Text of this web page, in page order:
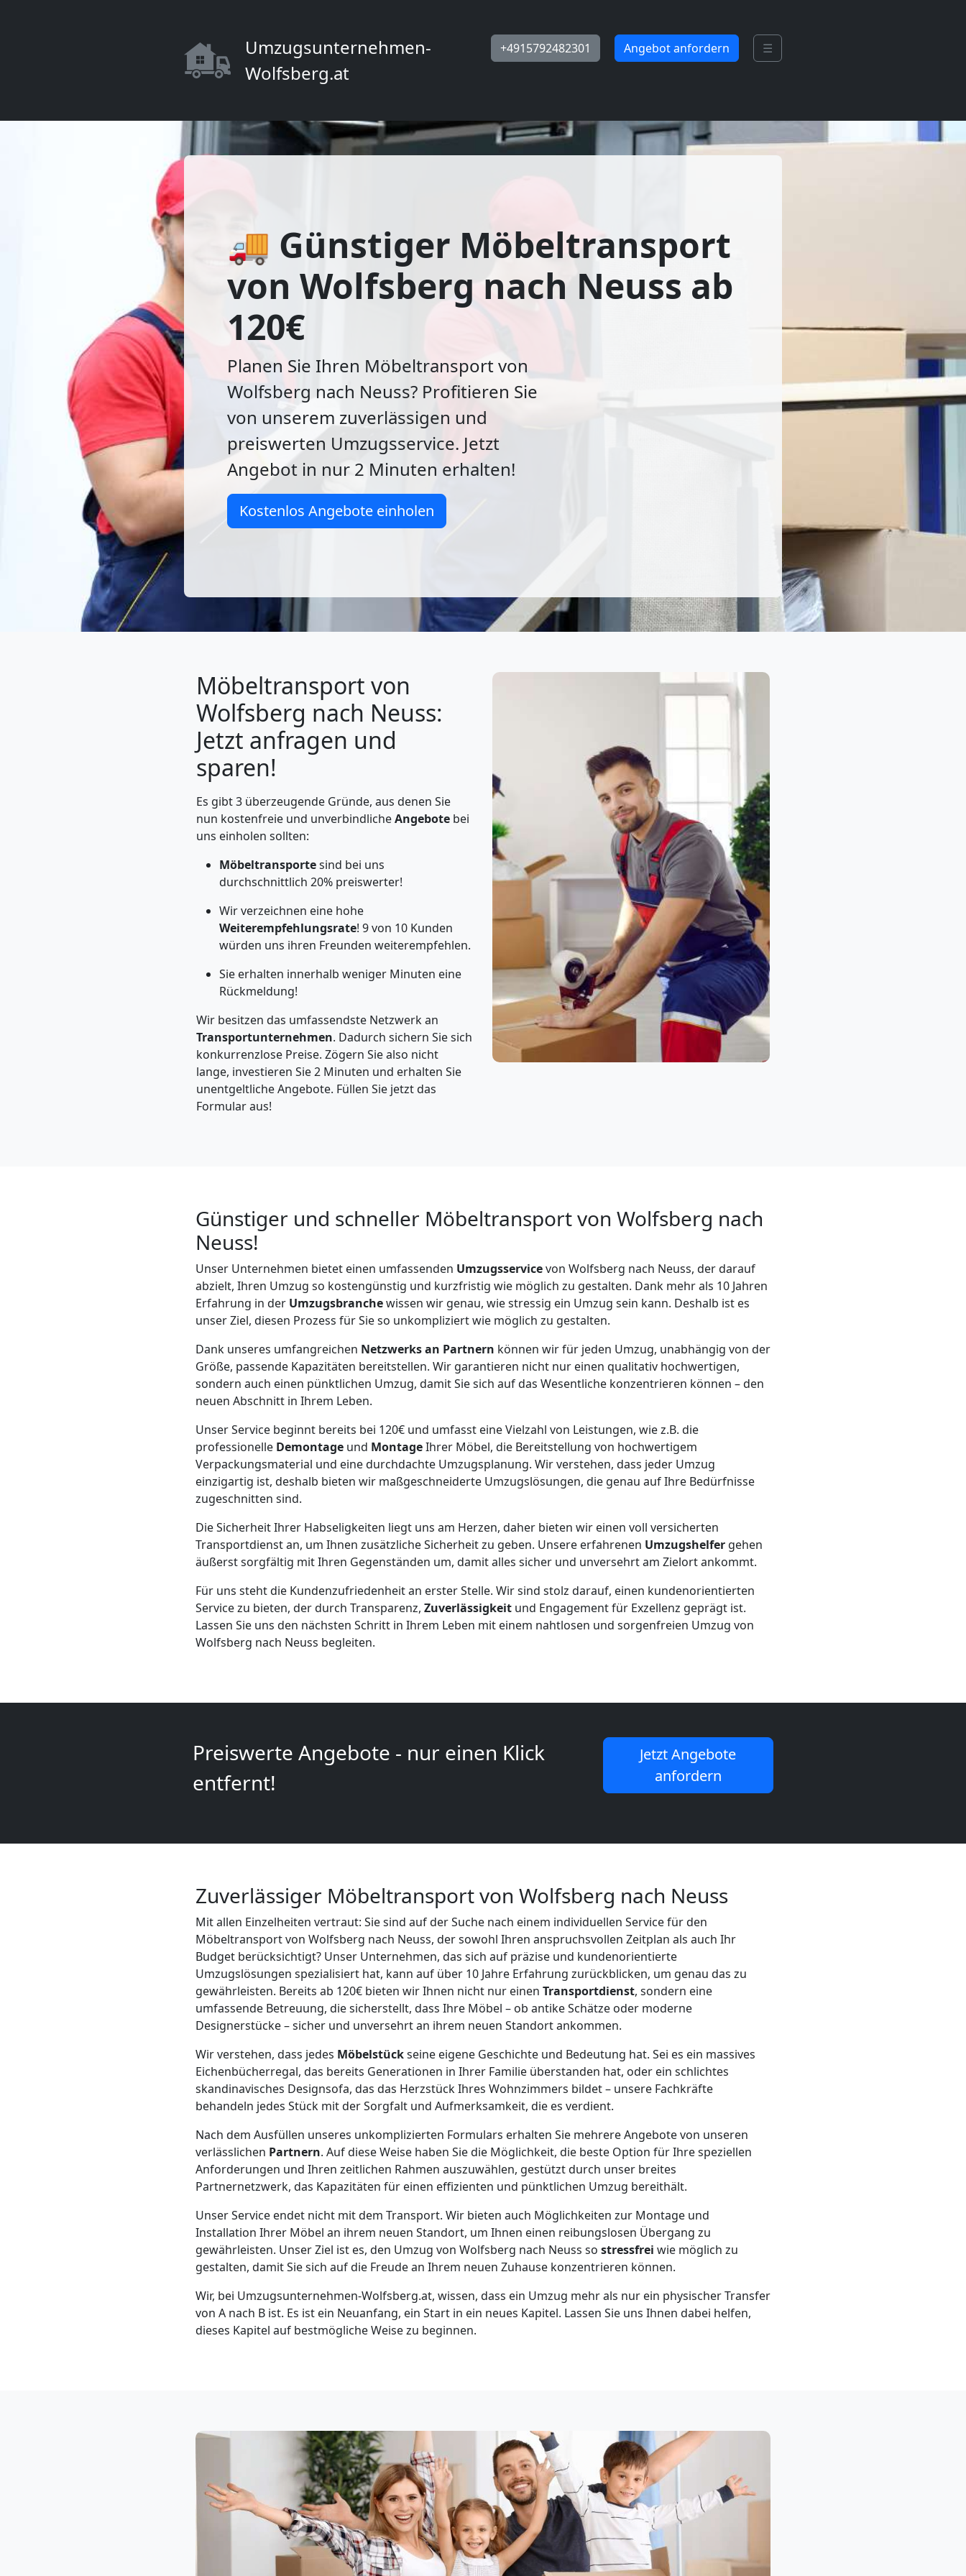
Umzugsunternehmen-
Wolfsberg.at
+4915792482301 Angebot anfordern ☰
🚚 Günstiger Möbeltransport
von Wolfsberg nach Neuss ab
120€
Planen Sie Ihren Möbeltransport von
Wolfsberg nach Neuss? Profitieren Sie
von unserem zuverlässigen und
preiswerten Umzugsservice. Jetzt
Angebot in nur 2 Minuten erhalten!
Kostenlos Angebote einholen
Möbeltransport von
Wolfsberg nach Neuss:
Jetzt anfragen und
sparen!
Es gibt 3 überzeugende Gründe, aus denen Sie
nun kostenfreie und unverbindlicheAngebote bei
uns einholen sollten:
Möbeltransportesind bei uns
durchschnittlich 20% preiswerter!
Wir verzeichnen eine hohe
Weiterempfehlungsrate! 9 von 10 Kunden
würden uns ihren Freunden weiterempfehlen.
Sie erhalten innerhalb weniger Minuten eine
Rückmeldung!
Wir besitzen das umfassendste Netzwerk an
Transportunternehmen. Dadurch sichern Sie sich
konkurrenzlose Preise. Zögern Sie also nicht
lange, investieren Sie 2 Minuten und erhalten Sie
unentgeltliche Angebote. Füllen Sie jetzt das
Formular aus!
Günstiger und schneller Möbeltransport von Wolfsberg nach
Neuss!
Unser Unternehmen bietet einen umfassenden Umzugsservicevon Wolfsberg nach Neuss, der darauf
abzielt, Ihren Umzug so kostengünstig und kurzfristig wie möglich zu gestalten. Dank mehr als 10 Jahren
Erfahrung in der Umzugsbranchewissen wir genau, wie stressig ein Umzug sein kann. Deshalb ist es
unser Ziel, diesen Prozess für Sie so unkompliziert wie möglich zu gestalten.
Dank unseres umfangreichen Netzwerks an Partnern können wir für jeden Umzug, unabhängig von der
Größe, passende Kapazitäten bereitstellen. Wir garantieren nicht nur einen qualitativ hochwertigen,
sondern auch einen pünktlichen Umzug, damit Sie sich auf das Wesentliche konzentrieren können – den
neuen Abschnitt in Ihrem Leben.
Unser Service beginnt bereits bei 120€ und umfasst eine Vielzahl von Leistungen, wie z.B. die
professionelle Demontage und MontageIhrer Möbel, die Bereitstellung von hochwertigem
Verpackungsmaterial und eine durchdachte Umzugsplanung. Wir verstehen, dass jeder Umzug
einzigartig ist, deshalb bieten wir maßgeschneiderte Umzugslösungen, die genau auf Ihre Bedürfnisse
zugeschnitten sind.
Die Sicherheit Ihrer Habseligkeiten liegt uns am Herzen, daher bieten wir einen voll versicherten
Transportdienst an, um Ihnen zusätzliche Sicherheit zu geben. Unsere erfahrenen Umzugshelfer gehen
äußerst sorgfältig mit Ihren Gegenständen um, damit alles sicher und unversehrt am Zielort ankommt.
Für uns steht die Kundenzufriedenheit an erster Stelle. Wir sind stolz darauf, einen kundenorientierten
Service zu bieten, der durch Transparenz, Zuverlässigkeit und Engagement für Exzellenz geprägt ist.
Lassen Sie uns den nächsten Schritt in Ihrem Leben mit einem nahtlosen und sorgenfreien Umzug von
Wolfsberg nach Neuss begleiten.
Preiswerte Angebote - nur einen Klick
entfernt!
Jetzt Angebote
anfordern
Zuverlässiger Möbeltransport von Wolfsberg nach Neuss
Mit allen Einzelheiten vertraut: Sie sind auf der Suche nach einem individuellen Service für den
Möbeltransport von Wolfsberg nach Neuss, der sowohl Ihren anspruchsvollen Zeitplan als auch Ihr
Budget berücksichtigt? Unser Unternehmen, das sich auf präzise und kundenorientierte
Umzugslösungen spezialisiert hat, kann auf über 10 Jahre Erfahrung zurückblicken, um genau das zu
gewährleisten. Bereits ab 120€ bieten wir Ihnen nicht nur einen Transportdienst, sondern eine
umfassende Betreuung, die sicherstellt, dass Ihre Möbel – ob antike Schätze oder moderne
Designerstücke – sicher und unversehrt an ihrem neuen Standort ankommen.
Wir verstehen, dass jedes Möbelstückseine eigene Geschichte und Bedeutung hat. Sei es ein massives
Eichenbücherregal, das bereits Generationen in Ihrer Familie überstanden hat, oder ein schlichtes
skandinavisches Designsofa, das das Herzstück Ihres Wohnzimmers bildet – unsere Fachkräfte
behandeln jedes Stück mit der Sorgfalt und Aufmerksamkeit, die es verdient.
Nach dem Ausfüllen unseres unkomplizierten Formulars erhalten Sie mehrere Angebote von unseren
verlässlichen Partnern. Auf diese Weise haben Sie die Möglichkeit, die beste Option für Ihre speziellen
Anforderungen und Ihren zeitlichen Rahmen auszuwählen, gestützt durch unser breites
Partnernetzwerk, das Kapazitäten für einen effizienten und pünktlichen Umzug bereithält.
Unser Service endet nicht mit dem Transport. Wir bieten auch Möglichkeiten zur Montage und
Installation Ihrer Möbel an ihrem neuen Standort, um Ihnen einen reibungslosen Übergang zu
gewährleisten. Unser Ziel ist es, den Umzug von Wolfsberg nach Neuss so stressfrei wie möglich zu
gestalten, damit Sie sich auf die Freude an Ihrem neuen Zuhause konzentrieren können.
Wir, bei Umzugsunternehmen-Wolfsberg.at, wissen, dass ein Umzug mehr als nur ein physischer Transfer
von A nach B ist. Es ist ein Neuanfang, ein Start in ein neues Kapitel. Lassen Sie uns Ihnen dabei helfen,
dieses Kapitel auf bestmögliche Weise zu beginnen.
Wolfsberg
Umzug
Klaviertransport